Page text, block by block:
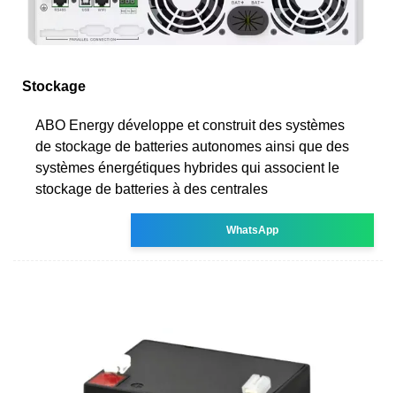
Stockage
ABO Energy développe et construit des systèmes
de stockage de batteries autonomes ainsi que des
systèmes énergétiques hybrides qui associent le
stockage de batteries à des centrales
WhatsApp